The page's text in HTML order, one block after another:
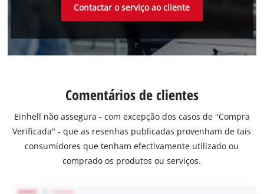
Contactar o serviço ao cliente
Comentários de clientes
Einhell não assegura - com excepção dos casos de "Compra
Verificada" - que as resenhas publicadas provenham de tais
consumidores que tenham efectivamente utilizado ou
comprado os produtos ou serviços.